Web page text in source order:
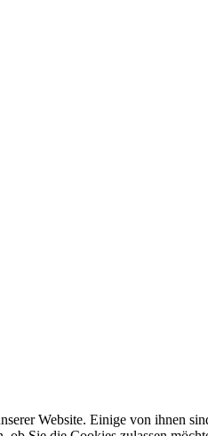
Website. Einige von ihnen